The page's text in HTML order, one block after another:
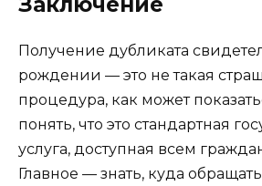
Получение дубликата
рождении — это не такая
процедура, как может
понять, что это стандартная
услуга, доступная всем
Главное — знать, куда